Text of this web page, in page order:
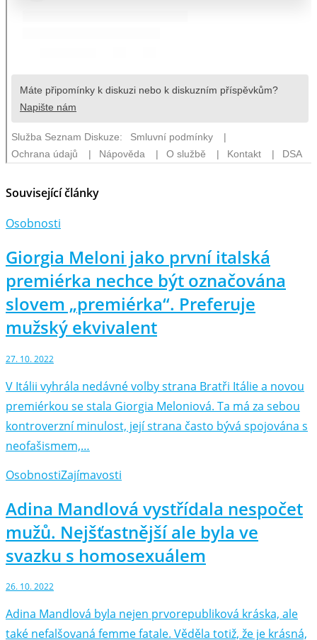
Související články
Osobnosti
Giorgia Meloni jako první italská
premiérka nechce být označována
slovem „premiérka“. Preferuje
mužský ekvivalent
27. 10. 2022
V Itálii vyhrála nedávné volby strana Bratři Itálie a novou
premiérkou se stala Giorgia Meloniová. Ta má za sebou
kontroverzní minulost, její strana často bývá spojována s
neofašismem,…
OsobnostiZajímavosti
Adina Mandlová vystřídala nespočet
mužů. Nejšťastnější ale byla ve
svazku s homosexuálem
26. 10. 2022
Adina Mandlová byla nejen prvorepubliková kráska, ale
také nefalšovaná femme fatale. Věděla totiž, že je krásná,